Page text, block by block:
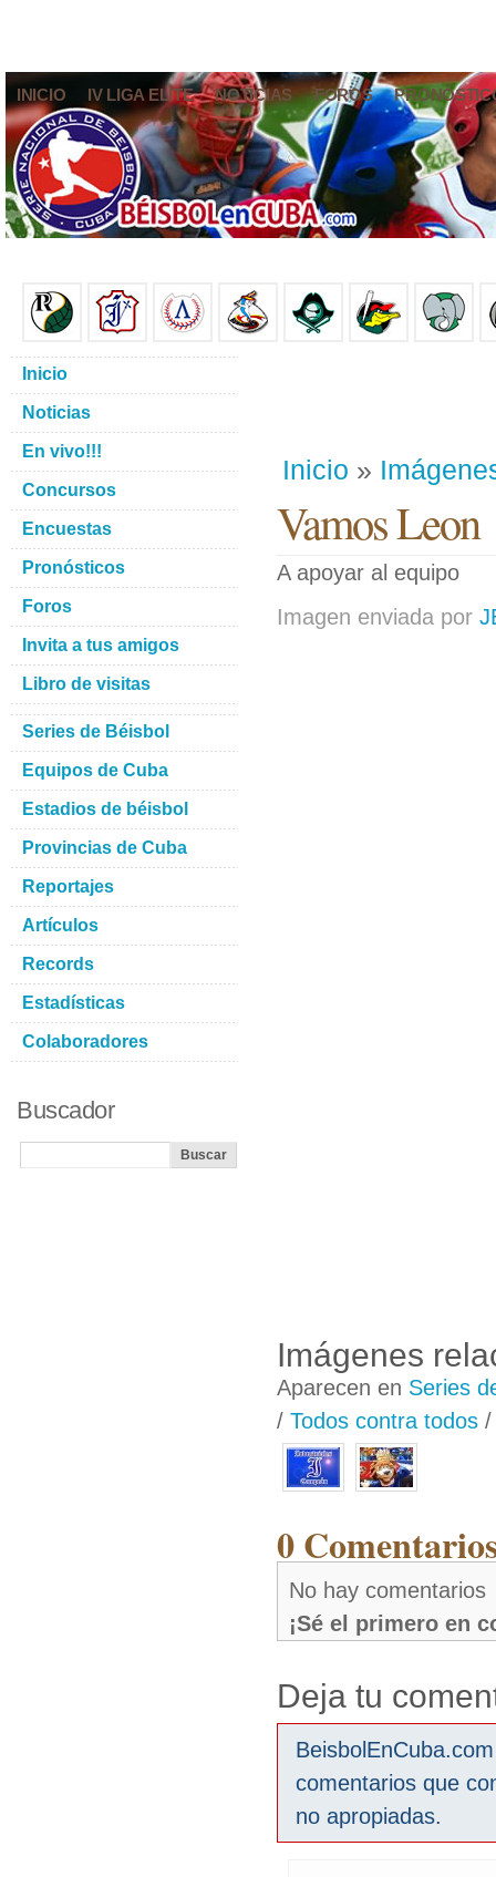
INICIO IV LIGA ELITE NOTICIAS FOROS
Inicio »
Vamos Leon
A apoyar al equipo
Imagen enviada por
Imágenes
Aparecen en Series
/ Todos contra todos
0
No hay comentarios
¡Sé el primero en
Deja tu
comentarios que
no apropiadas.
Inicio
Noticias
En vivo!!!
Concursos
Encuestas
Pronósticos
Foros
Invita a tus amigos
Libro de visitas
Series de Béisbol
Equipos de Cuba
Estadios de béisbol
Provincias de Cuba
Reportajes
Artículos
Records
Estadísticas
Colaboradores
Buscador